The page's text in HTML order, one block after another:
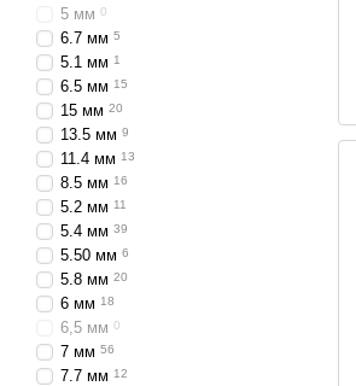
5 мм 0
6.7 мм 5
5.1 мм 1
6.5 мм 15
15 мм 20
13.5 мм 9
11.4 мм 13
8.5 мм 16
5.2 мм 11
5.4 мм 39
5.50 мм 6
5.8 мм 20
6 мм 18
6,5 мм 0
7 мм 56
7.7 мм 12